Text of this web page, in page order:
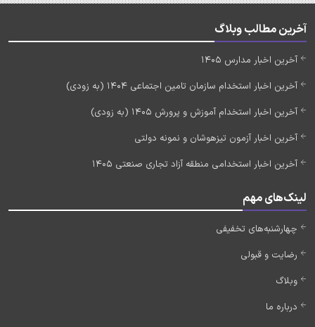
آخرین مطالب وبلاگ
آخرین اخبار مدارس 1405
آخرین اخبار استخدام سازمان تامین اجتماعی 1404 (به زودی)
آخرین اخبار استخدام آموزش و پرورش 1405 (به زودی)
آخرین اخبار آزمون تیزهوشان و نمونه دولتی
آخرین اخبار استخدامی منطقه آزاد تجاری صنعتی 1405
لینک‌های مهم
چهارشنبه‌های تخفیفی
رضایت و قبولی
وبلاگ
درباره ما